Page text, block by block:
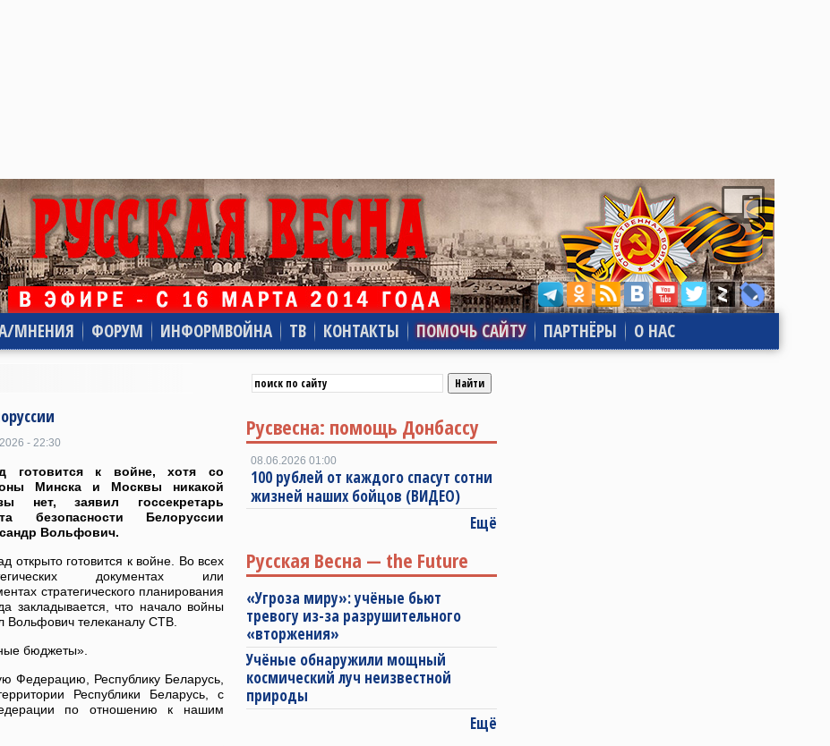
МНЕНИЯ ФОРУМ ИНФОРМВОЙНА ТВ КОНТАКТЫ ПОМОЧЬ САЙТУ ПАРТНЁРЫ О НАС
- 22:30
готовится к войне, хотя со
Минска и Москвы никакой
нет, заявил госсекретарь
безопасности Белоруссии
Вольфович.
открыто готовится к войне. Во всех
документах или
стратегического планирования
закладывается, что начало войны
Вольфович телеканалу СТВ.
бюджеты».
Федерацию, Республику Беларусь,
Республики Беларусь, с
по отношению к нашим
Русвесна: помощь Донбассу
08.06.2026 01:00
100 рублей от каждого спасут сотни
жизней наших бойцов (ВИДЕО)
Ещё
Русская Весна — the Future
«Угроза миру»: учёные бьют
тревогу из-за разрушительного
«вторжения»
Учёные обнаружили мощный
космический луч неизвестной
природы
Ещё